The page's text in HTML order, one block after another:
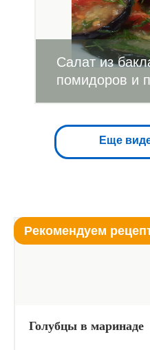
Салат из
помидоров и
Еще
Рекомендуем
Голубцы в маринаде